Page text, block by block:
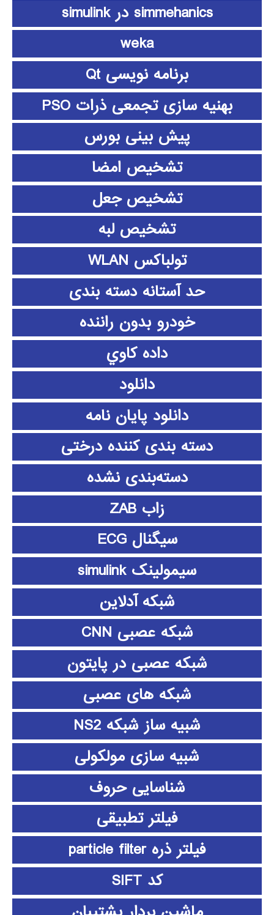
simmehanics در simulink
weka
برنامه نویسی Qt
بهنیه سازی تجمعی ذرات PSO
پیش بینی بورس
تشخیص امضا
تشخیص جعل
تشخیص لبه
تولباکس WLAN
حد آستانه دسته بندی
خودرو بدون راننده
داده كاوي
دانلود
دانلود پايان نامه
دسته بندی کننده درختی
دسته‌بندی نشده
زاب ZAB
سیگنال ECG
سیمولینک simulink
شبکه آدلاین
شبکه عصبی CNN
شبکه عصبی در پایتون
شبکه های عصبی
شبیه ساز شبکه NS2
شبیه سازی مولکولی
شناسایی حروف
فیلتر تطبیقی
فیلتر ذره particle filter
کد SIFT